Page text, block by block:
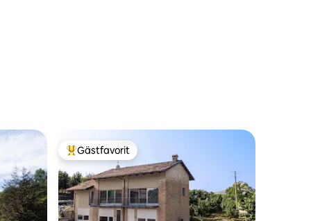
Populär gästfavorit
Gästfavorit